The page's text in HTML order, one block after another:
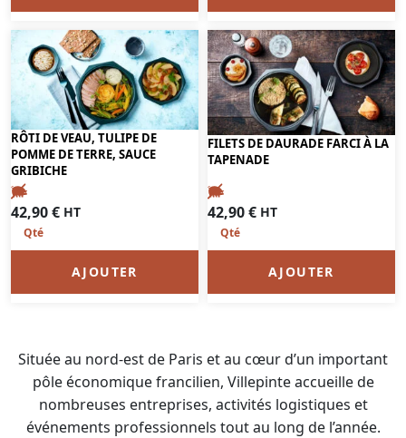
RÔTI DE VEAU, TULIPE DE
POMME DE TERRE, SAUCE
GRIBICHE
42,90€ HT
AJOUTER
FILETS DE DAURADE FARCI À LA
TAPENADE
42,90€ HT
AJOUTER
Située au nord-est de Paris et au cœur d’un important
pôle économique francilien, Villepinte accueille de
nombreuses entreprises, activités logistiques et
événements professionnels tout au long de l’année.